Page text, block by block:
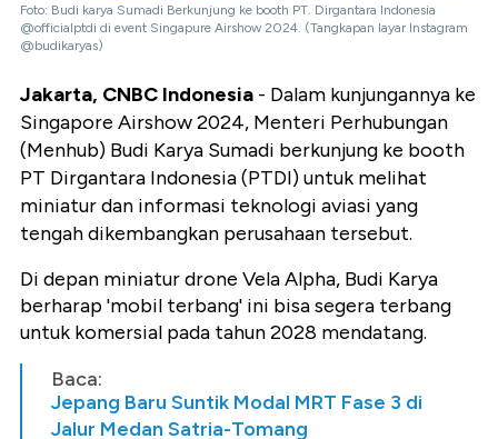
Foto: Budi karya Sumadi Berkunjung ke booth PT. Dirgantara Indonesia
@officialptdi di event Singapure Airshow 2024. (Tangkapan layar Instagram
@budikaryas)
Jakarta, CNBC Indonesia - Dalam kunjungannya ke
Singapore Airshow 2024, Menteri Perhubungan
(Menhub) Budi Karya Sumadi berkunjung ke booth
PT Dirgantara Indonesia (PTDI) untuk melihat
miniatur dan informasi teknologi aviasi yang
tengah dikembangkan perusahaan tersebut.
Di depan miniatur drone Vela Alpha, Budi Karya
berharap 'mobil terbang' ini bisa segera terbang
untuk komersial pada tahun 2028 mendatang.
Baca:
Jepang Baru Suntik Modal MRT Fase 3 di
Jalur Medan Satria-Tomang